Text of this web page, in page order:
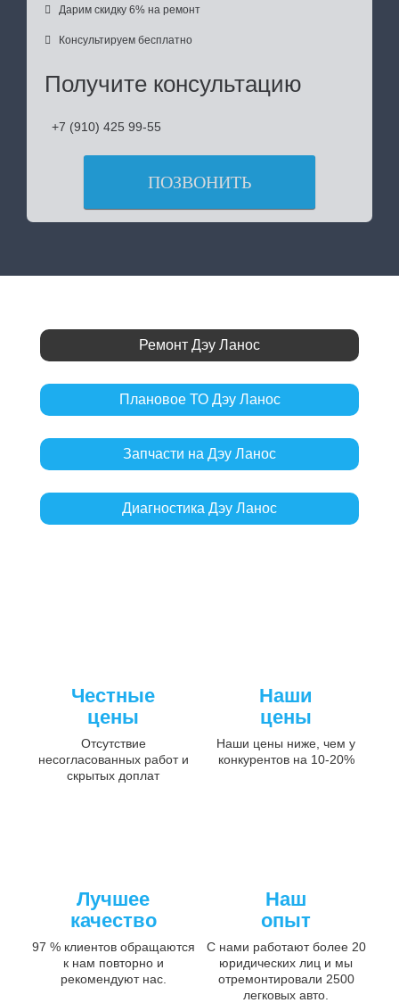
 Дарим скидку 6% на ремонт
 Консультируем бесплатно
Получите консультацию
+7 (910) 425 99-55
ПОЗВОНИТЬ
Ремонт Дэу Ланос
Плановое ТО Дэу Ланос
Запчасти на Дэу Ланос
Диагностика Дэу Ланос
Честные
цены
Отсутствие
несогласованных работ и
скрытых доплат
Наши
цены
Наши цены ниже, чем у
конкурентов на 10-20%
Лучшее
качество
97 % клиентов обращаются
к нам повторно и
рекомендуют нас.
Наш
опыт
С нами работают более 20
юридических лиц и мы
отремонтировали 2500
легковых авто.